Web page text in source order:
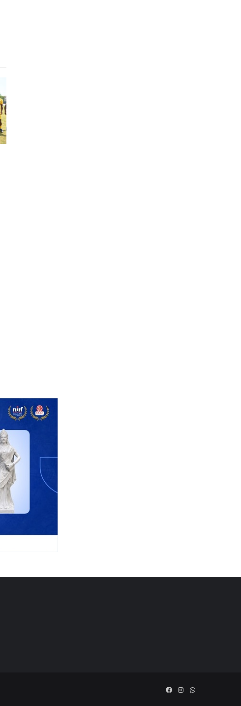
Facebook
Instagram
WhatsApp